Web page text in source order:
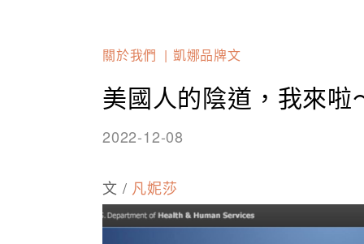
關於我們 凱娜品牌文
美國人的陰道，我來啦
2022-12-08
文 / 凡妮莎